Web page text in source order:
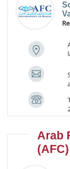
Arab
(AFC)